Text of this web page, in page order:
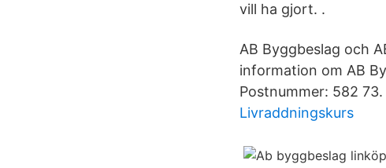
vill ha gjort. .
AB Byggbeslag och
information om AB
Postnummer: 582
Livraddningskurs